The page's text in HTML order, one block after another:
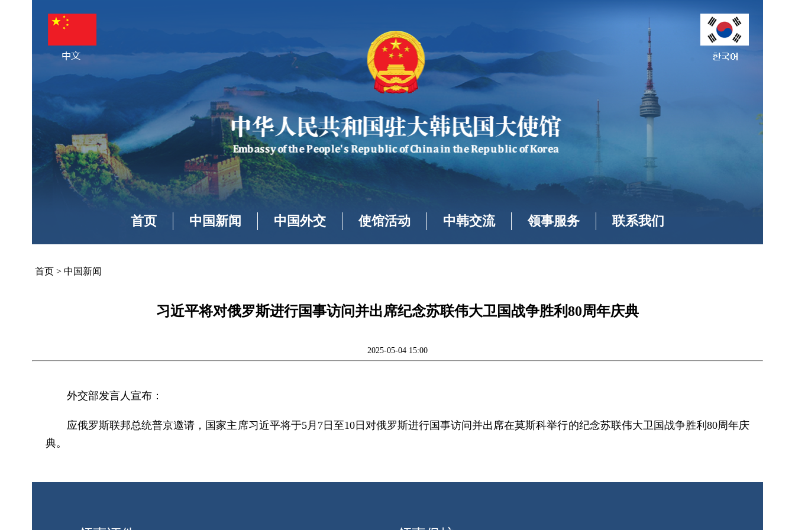
首页 中国新闻 中国外交 使馆活动 中韩交流 领事服务 联系我们
首页 > 中国新闻
习近平将对俄罗斯进行国事访问并出席纪念苏联伟大卫国战争胜利80周年庆典
2025-05-04 15:00
外交部发言人宣布：
应俄罗斯联邦总统普京邀请，国家主席习近平将于5月7日至10日对俄罗斯进行国事访问并出席在莫斯科举行的纪念苏联伟大卫国战争胜利80周年庆
典。